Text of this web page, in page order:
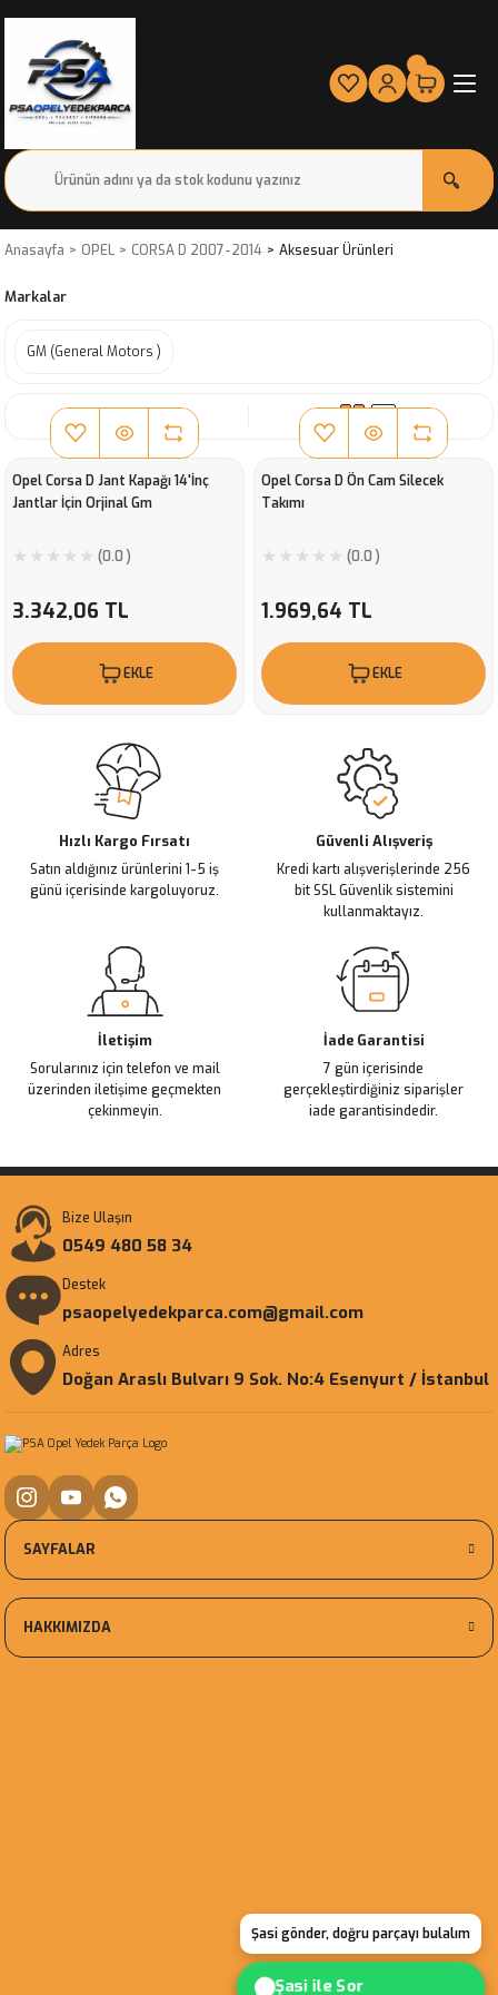
Anasayfa OPEL CORSA D 2007-2014 Aksesuar Ürünleri
Markalar
GM (General Motors )
Opel Corsa D Jant Kapağı 14'İnç
Jantlar İçin Orjinal Gm
(0.0 )
3.342,06 TL
EKLE
Opel Corsa D Ön Cam Silecek
Takımı
(0.0 )
1.969,64 TL
EKLE
Hızlı Kargo Fırsatı
Satın aldığınız ürünlerini 1-5 iş
günü içerisinde kargoluyoruz.
Güvenli Alışveriş
Kredi kartı alışverişlerinde 256
bit SSL Güvenlik sistemini
kullanmaktayız.
İletişim
Sorularınız için telefon ve mail
üzerinden iletişime geçmekten
çekinmeyin.
İade Garantisi
7 gün içerisinde
gerçekleştirdiğiniz siparişler
iade garantisindedir.
Bize Ulaşın
0549 480 58 34
Destek
psaopelyedekparca.com@gmail.com
Adres
Doğan Araslı Bulvarı 9 Sok. No:4 Esenyurt / İstanbul
Şasi gönder, doğru parçayı bulalım
Şasi ile Sor
SAYFALAR
HAKKIMIZDA